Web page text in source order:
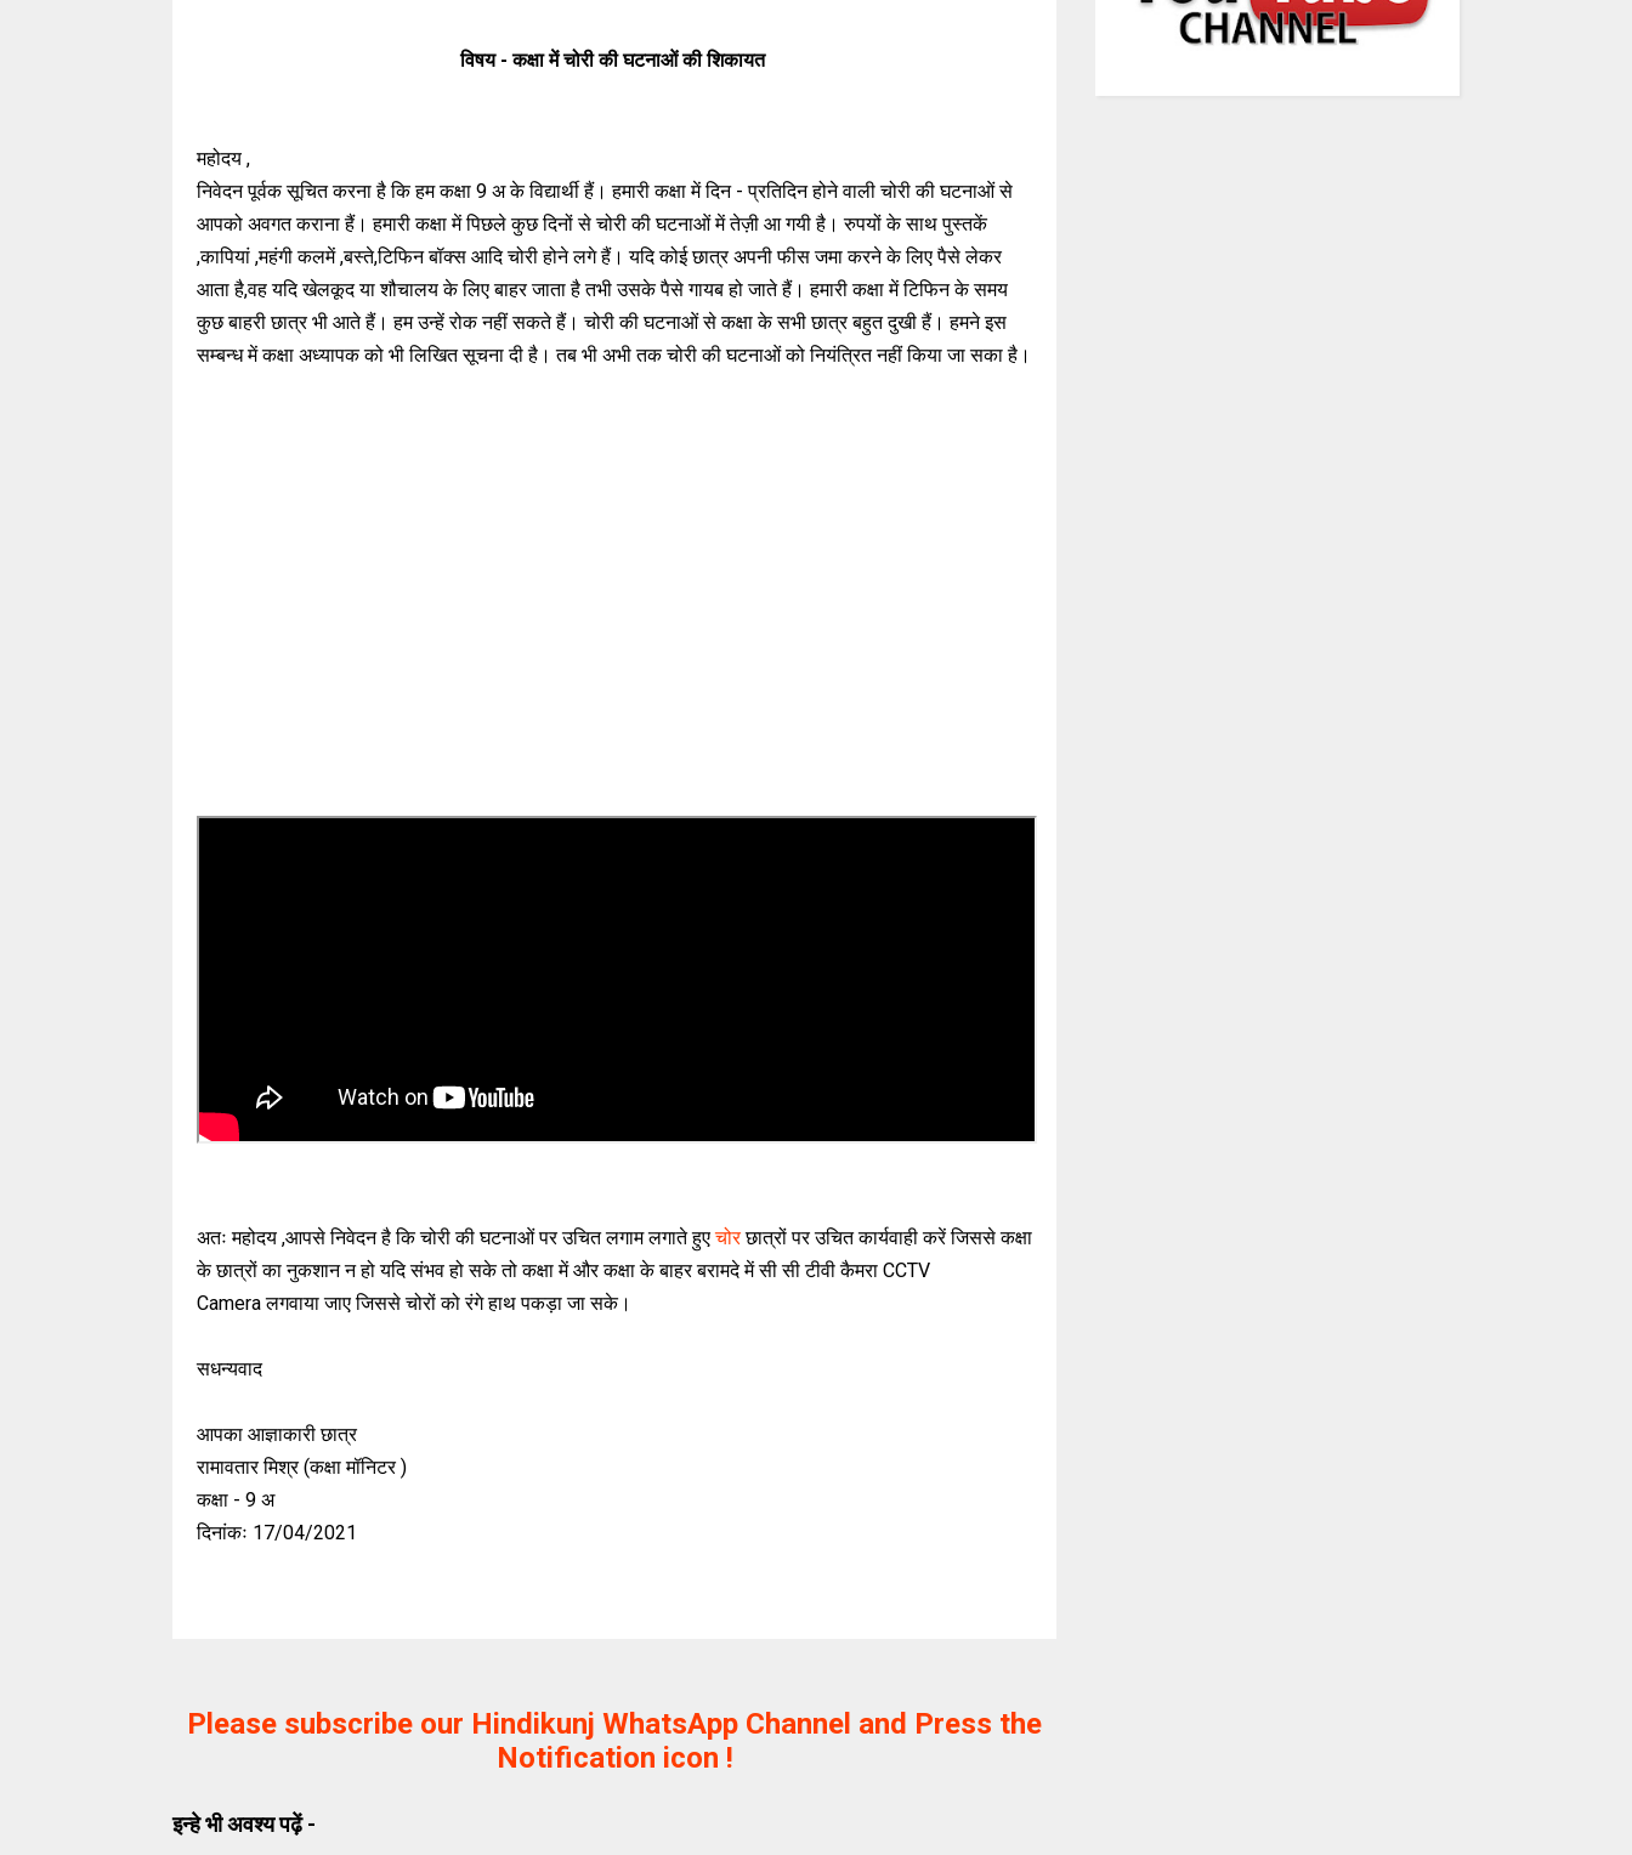
विषय - कक्षा में चोरी की घटनाओं की शिकायत
महोदय ,
निवेदन पूर्वक सूचित करना है कि हम कक्षा 9 अ के विद्यार्थी हैं। हमारी कक्षा में दिन - प्रतिदिन होने वाली चोरी की घटनाओं से
आपको अवगत कराना हैं। हमारी कक्षा में पिछले कुछ दिनों से चोरी की घटनाओं में तेज़ी आ गयी है। रुपयों के साथ पुस्तकें
,कापियां ,महंगी कलमें ,बस्ते,टिफिन बॉक्स आदि चोरी होने लगे हैं। यदि कोई छात्र अपनी फीस जमा करने के लिए पैसे लेकर
आता है,वह यदि खेलकूद या शौचालय के लिए बाहर जाता है तभी उसके पैसे गायब हो जाते हैं। हमारी कक्षा में टिफिन के समय
कुछ बाहरी छात्र भी आते हैं। हम उन्हें रोक नहीं सकते हैं। चोरी की घटनाओं से कक्षा के सभी छात्र बहुत दुखी हैं। हमने इस
सम्बन्ध में कक्षा अध्यापक को भी लिखित सूचना दी है। तब भी अभी तक चोरी की घटनाओं को नियंत्रित नहीं किया जा सका है।
अतः महोदय ,आपसे निवेदन है कि चोरी की घटनाओं पर उचित लगाम लगाते हुएचोरछात्रों पर उचित कार्यवाही करें जिससे कक्षा
के छात्रों का नुकशान न हो यदि संभव हो सके तो कक्षा में और कक्षा के बाहर बरामदे में सी सी टीवी कैमरा CCTV
Cameraलगवाया जाए जिससे चोरों को रंगे हाथ पकड़ा जा सके।
सधन्यवाद
आपका आज्ञाकारी छात्र
रामावतार मिश्र (कक्षा मॉनिटर )
कक्षा - 9 अ
दिनांकः 17/04/2021
Please subscribe our Hindikunj WhatsApp Channel and Press the
Notification icon !
इन्हे भी अवश्य पढ़ें -